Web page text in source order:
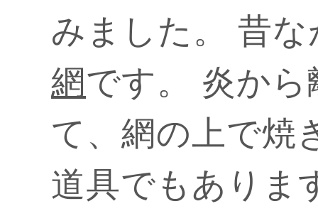
みました。 昔
網です。 炎か
て、網の上で焼
道具でもありま